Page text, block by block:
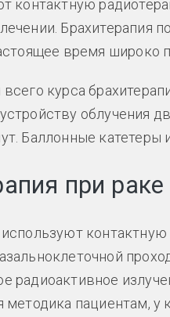
контактную
Брахитерапия
время широко
курса
облучения
Баллонные катетеры
при
радиоактивное
методика пациентам,